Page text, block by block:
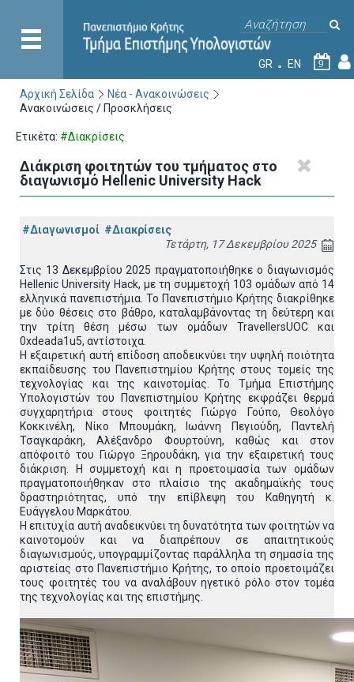
GR EN 9
Αρχική Σελίδα
Νέα - Ανακοινώσεις
Ανακοινώσεις / Προσκλήσεις
Ετικέτα: #Διακρίσεις
Διάκριση φοιτητών του τμήματος στο
διαγωνισμό Hellenic University Hack
#Διαγωνισμοί #Διακρίσεις
Τετάρτη, 17 Δεκεμβρίου 2025
Στις 13 Δεκεμβρίου 2025 πραγματοποιήθηκε ο διαγωνισμός
Hellenic University Hack, με τη συμμετοχή 103 ομάδων από 14
ελληνικά πανεπιστήμια. Το Πανεπιστήμιο Κρήτης διακρίθηκε
με δύο θέσεις στο βάθρο, καταλαμβάνοντας τη δεύτερη και
την τρίτη θέση μέσω των ομάδων TravellersUOCκαι
0xdeada1u5, αντίστοιχα.
Η εξαιρετική αυτή επίδοση αποδεικνύει την υψηλή ποιότητα
εκπαίδευσης του Πανεπιστημίου Κρήτης στους τομείς της
τεχνολογίας και της καινοτομίας. Το Τμήμα Επιστήμης
Υπολογιστών του Πανεπιστημίου Κρήτης εκφράζει θερμά
συγχαρητήρια στους φοιτητές Γιώργο Γούπο, Θεολόγο
Κοκκινέλη, Νίκο Μπουμάκη, Ιωάννη Πεγιούδη, Παντελή
Τσαγκαράκη, Αλέξανδρο Φουρτούνη, καθώς και στον
απόφοιτό του Γιώργο Ξηρουδάκη, για την εξαιρετική τους
διάκριση. Η συμμετοχή και η προετοιμασία των ομάδων
πραγματοποιήθηκαν στο πλαίσιο της ακαδημαϊκής τους
δραστηριότητας, υπό την επίβλεψη του Καθηγητή κ.
Ευάγγελου Μαρκάτου.
Η επιτυχία αυτή αναδεικνύει τη δυνατότητα των φοιτητών να
καινοτομούν και να διαπρέπουν σε απαιτητικούς
διαγωνισμούς, υπογραμμίζοντας παράλληλα τη σημασία της
αριστείας στο Πανεπιστήμιο Κρήτης, το οποίο προετοιμάζει
τους φοιτητές του να αναλάβουν ηγετικό ρόλο στον τομέα
της τεχνολογίας και της επιστήμης.